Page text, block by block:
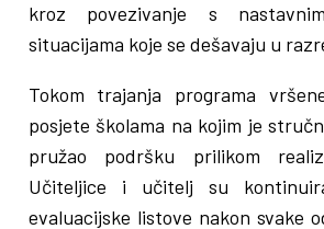
kroz povezivanje s
situacijama koje se dešavaju u
Tokom trajanja programa
posjete školama na kojim je
pružao podršku prilikom
Učiteljice i učitelj su
evaluacijske listove nakon svake